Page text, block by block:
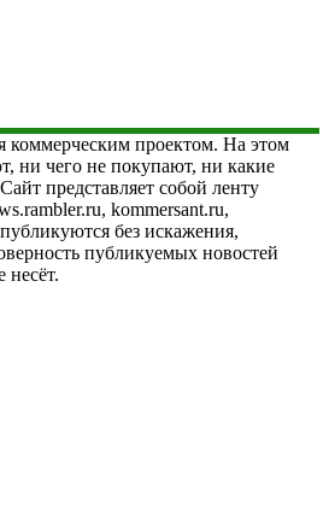
коммерческим проектом. На этом
ни чего не покупают, ни какие
представляет собой ленту
kommersant.ru,
без искажения,
публикуемых новостей
несёт.